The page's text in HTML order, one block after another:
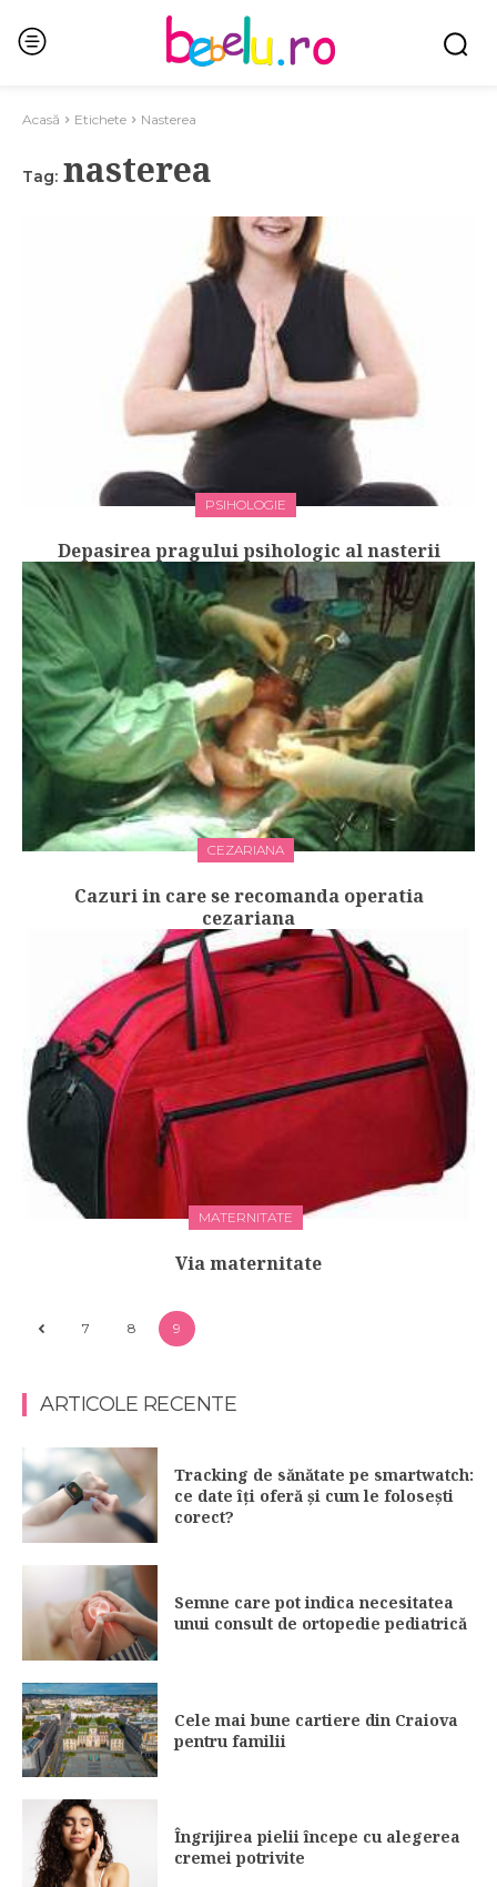
Acasă Etichete Nasterea
Tag: nasterea
PSIHOLOGIE
Depasirea pragului psihologic al nasterii
CEZARIANA
Cazuri in care se recomanda operatia
cezariana
MATERNITATE
Via maternitate
7 8 9
ARTICOLE RECENTE
Tracking de sănătate pe smartwatch:
ce date îți oferă și cum le folosești
corect?
Semne care pot indica necesitatea
unui consult de ortopedie pediatrică
Cele mai bune cartiere din Craiova
pentru familii
Îngrijirea pielii începe cu alegerea
cremei potrivite